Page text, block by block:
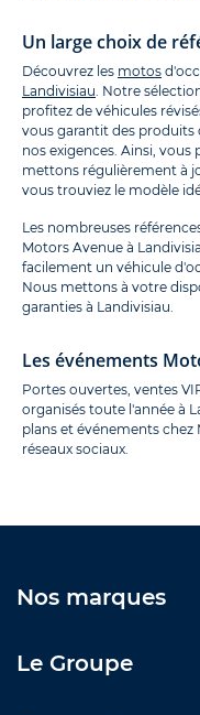
Un large choix de
Découvrez les motos
Landivisiau. Notre
profitez de véhicules
vous garantit des produits
nos exigences. Ainsi,
mettons régulièrement à
vous trouviez le modèle
Les nombreuses
Motors Avenue à
facilement un véhicule
Nous mettons à votre
garanties à Landivisiau.
Les événements
Portes ouvertes, ventes
organisés toute l'année à
plans et événements
réseaux sociaux.
Nos marques
Le Groupe